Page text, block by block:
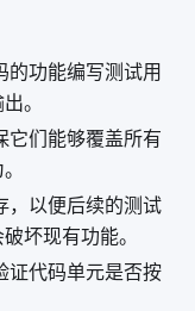
的功能编写测试用
。
它们能够覆盖所有
，以便后续的测试
坏现有功能。
证代码单元是否按